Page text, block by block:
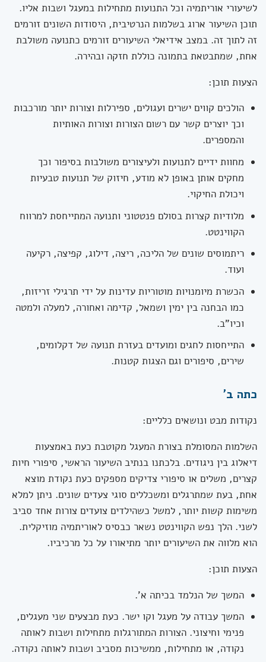
לשיעורי אוריתמיה וכל התנועות מתחילות במעגל ושבות אליו.
תוכן השיעור ארוג בשלמות הנרטיבית, היסודות השונים זורמים
זה לתוך זה. במצב אידיאלי השיעורים זורמים כתנועה משולבת
אחת, שמתבטאת בתמונה כוללת חזקה ובהירה.
הצעות תוכן:
הולכים קווים ישרים ועגולים, ספירלות וצורות יותר מורכבות
וכך יוצרים קשר עם רשום הצורות וצורות האותיות
והמספרים.
מחוות ידיים לתנועות ולעיצורים משולבות בסיפור וכך
מחקים אותן באופן לא מודע, חיזוק של תנועות טבעיות
ויכולת החיקוי.
מלודיות קצרות בסולם פנטטוני ותנועה המתייחסת למרווח
הקווינטט.
ריתמוסים שונים של הליכה, ריצה, דילוג, קפיצה, רקיעה
ועוד.
הכשרת מיומנויות מוטוריות עדינות על ידי תרגילי זריזות,
כמו הבחנה בין ימין ושמאל, קדימה ואחורה, למעלה ולמטה
וכיו"ב.
התייחסות לחגים ומועדים בעזרת תנועה של דקלומים,
שירים, סיפורים וגם הצגות קטנות.
כתה ב'
נקודות מבט ונושאים כלליים:
השלמות המסומלת בצורת המעגל מקוטבת כעת באמצעות
דיאלוג בין ניגודים. בלכתנו בנתיב השיעור הראשי, סיפורי חיות
קצרים, משלים או סיפורי צדיקים מספקים כעת נקודת מוצא
אחת, בעת שמתרגלים ומשכללים סוגי צעדים שונים. ניתן למלא
משימות קשות יותר, למשל כשהילדים צועדים צורות אחד סביב
לשני. הלך נפש הקווינטט נשאר כבסיס לאוריתמיה מוזיקלית.
הוא מלווה את השיעורים יותר מתיאורו על כל מרכיביו.
הצעות תוכן:
המשך של הנלמד בכיתה א'.
המשך עבודה על מעגל וקו ישר. כעת מבצעים שני מעגלים,
פנימי וחיצוני. הצורות המתורגלות מתחילות ושבות לאותה
נקודה, או מתחילות, ממשיכות מסביב ושבות לאותה נקודה.